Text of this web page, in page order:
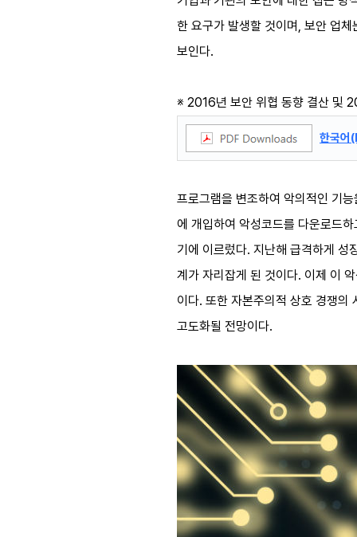
한 요구가 발생할 것이며, 보안 업
보인다.
※ 2016년 보안 위협 동향 결산 및
한국
프로그램을 변조하여 악의적인 기
에 개입하여 악성코드를 다운로드
기에 이르렀다. 지난해 급격하게 성
계가 자리잡게 된 것이다. 이제 이
이다. 또한 자본주의적 상호 경쟁의
고도화될 전망이다.